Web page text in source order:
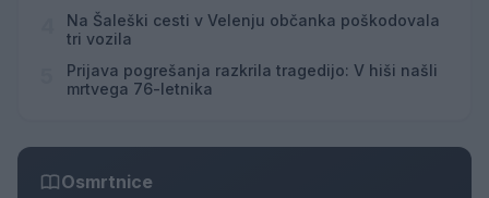
Na Šaleški cesti v Velenju občanka poškodovala
tri vozila
Prijava pogrešanja razkrila tragedijo: V hiši našli
mrtvega 76-letnika
Osmrtnice